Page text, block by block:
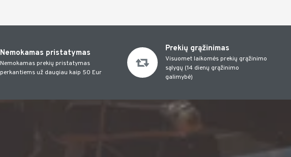
Nemokamas pristatymas
Nemokamas prekių pristatymas
perkantiems už daugiau kaip 50 Eur
Prekių grąžinimas
Visuomet laikomės prekių grąžinimo
sąlygų (14 dienų grąžinimo
galimybė)